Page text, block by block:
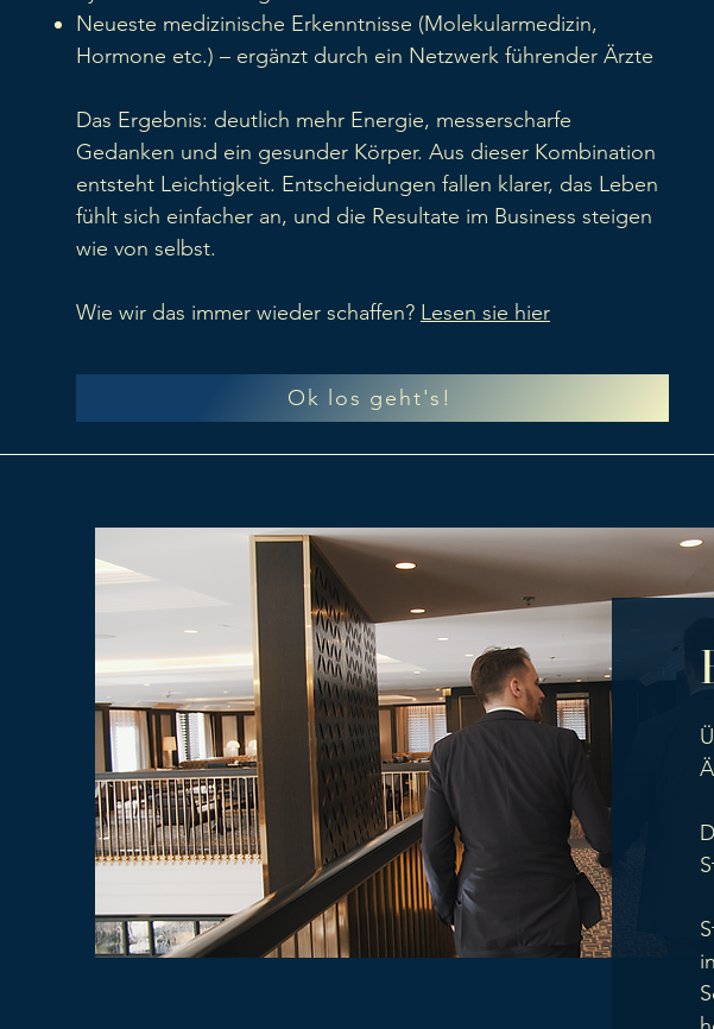
Neueste medizinische Erkenntnisse (Molekularmedizin,
Hormone etc.) – ergänzt durch ein Netzwerk führender Ärzte
Das Ergebnis: deutlich mehr Energie, messerscharfe
Gedanken und ein gesunder Körper. Aus dieser Kombination
entsteht Leichtigkeit. Entscheidungen fallen klarer, das Leben
fühlt sich einfacher an, und die Resultate im Business steigen
wie von selbst.
Wie wir das immer wieder schaffen? Lesen sie hier
Ok los geht's!